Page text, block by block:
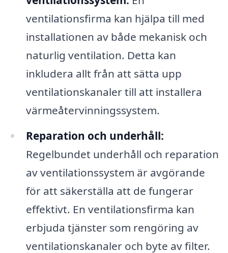
ventilationsfirma kan hjälpa till med
installationen av både mekanisk och
naturlig ventilation. Detta kan
inkludera allt från att sätta upp
ventilationskanaler till att installera
värmeåtervinningssystem.
Reparation och underhåll:
Regelbundet underhåll och reparation
av ventilationssystem är avgörande
för att säkerställa att de fungerar
effektivt. En ventilationsfirma kan
erbjuda tjänster som rengöring av
ventilationskanaler och byte av filter.